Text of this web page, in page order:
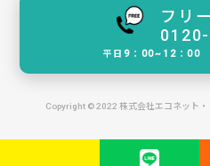
フリ
平日9：00~12：00
Copyright © 2022 株式会社エコネット